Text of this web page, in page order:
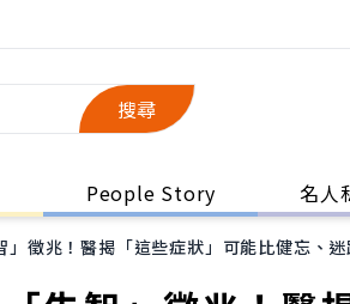
搜尋
People Story 名人
徵兆！醫揭「這些症狀」可能比健忘、